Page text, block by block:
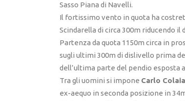
Sasso Piana di Navelli.
Il fortissimo vento in quota ha
Scindarella di circa 300m riducendo il
Partenza da quota 1150m circa in
sugli ultimi 300m di dislivello prima
dell’ultima parte del pendio
Tra gli uomini si impone Carlo
ex-aequo in seconda posizione in